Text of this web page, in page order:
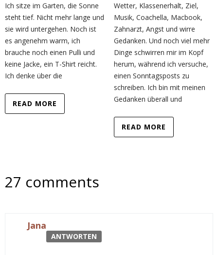
Ich sitze im Garten, die Sonne
steht tief. Nicht mehr lange und
sie wird untergehen. Noch ist
es angenehm warm, ich
brauche noch einen Pulli und
keine Jacke, ein T-Shirt reicht.
Ich denke über die
READ MORE
Wetter, Klassenerhalt, Ziel,
Musik, Coachella, Macbook,
Zahnarzt, Angst und wirre
Gedanken. Und noch viel mehr
Dinge schwirren mir im Kopf
herum, während ich versuche,
einen Sonntagsposts zu
schreiben. Ich bin mit meinen
Gedanken überall und
READ MORE
27 comments
Jana
ANTWORTEN